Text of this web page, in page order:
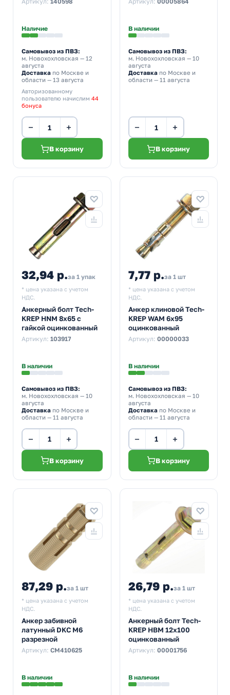
Наличие
Самовывоз из ПВЗ:
м. Новохохловская — 12
августа
Доставка по Москве и
области — 13 августа
Авторизованному
пользователю начислим 44
бонуса
− +
В корзину
В наличии
Самовывоз из ПВЗ:
м. Новохохловская — 10
августа
Доставкапо Москве и
области — 11 августа
− +
В корзину
32,94 р.за 1 упак
* цена указана с учетом
НДС.
Анкерный болт Tech-
KREP HNM 8х65 с
гайкой оцинкованный
Артикул: 103917
В наличии
Самовывоз из ПВЗ:
м. Новохохловская — 10
августа
Доставка по Москве и
области — 11 августа
− +
В корзину
7,77 р.за 1 шт
* цена указана с учетом
НДС.
Анкер клиновой Tech-
KREP WAM 6х95
оцинкованный
Артикул: 00000033
В наличии
Самовывоз из ПВЗ:
м. Новохохловская — 10
августа
Доставкапо Москве и
области — 11 августа
− +
В корзину
87,29 р.за 1 шт
* цена указана с учетом
НДС.
Анкер забивной
латунный DKC М6
разрезной
Артикул: CM410625
В наличии
26,79 р.за 1 шт
* цена указана с учетом
НДС.
Анкерный болт Tech-
KREP HBM 12х100
оцинкованный
Артикул: 00001756
В наличии